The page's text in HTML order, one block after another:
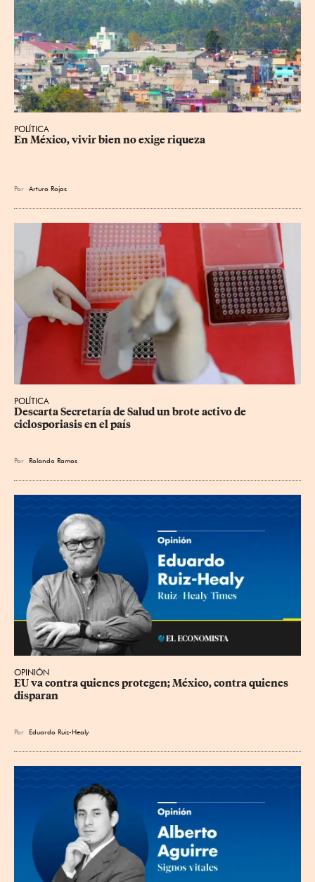
POLÍTICA
En México, vivir bien no exige riqueza
Por Arturo Rojas
POLÍTICA
Descarta Secretaría de Salud un brote activo de
ciclosporiasis en el país
Por Rolando Ramos
OPINIÓN
EU va contra quienes protegen; México, contra quienes
disparan
Por Eduardo Ruiz-Healy